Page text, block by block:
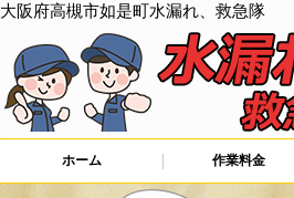
大阪府高槻市如是町水漏れ、救急隊
ホーム 作業料金